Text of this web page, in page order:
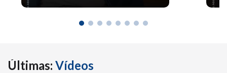
Últimas: Vídeos